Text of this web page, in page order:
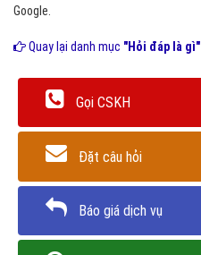
Google.
Quay lại danh mục "Hỏi đáp là gì"
Gọi CSKH
Đặt câu hỏi
Báo giá dịch vụ